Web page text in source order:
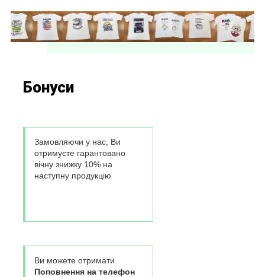
Бонуси
Замовляючи у нас, Ви
отримуєте гарантовано
вічну знижку 10% на
наступну продукцію
Ви можете отримати
Поповнення на телефон